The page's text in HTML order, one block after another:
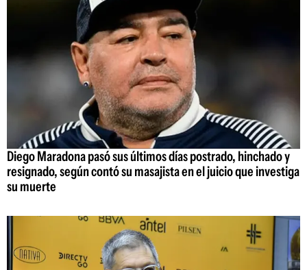
Diego Maradona pasó sus últimos días postrado, hinchado y
resignado, según contó su masajista en el juicio que investiga
su muerte